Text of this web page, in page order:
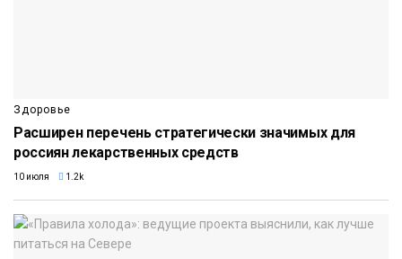
Здоровье
Расширен перечень стратегически значимых для
россиян лекарственных средств
10 июля 1.2k